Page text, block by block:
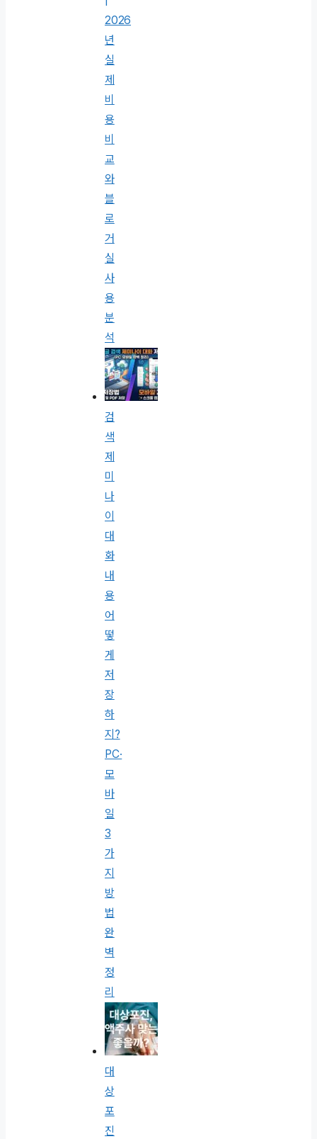
2026
년
실
제
비
용
비
교
와
블
로
거
실
사
용
분
석
검
색
제
미
나
이
대
화
내
용
어
떻
게
저
장
하
지?
PC·
모
바
일
3
가
지
방
법
완
벽
정
리
대
상
포
진